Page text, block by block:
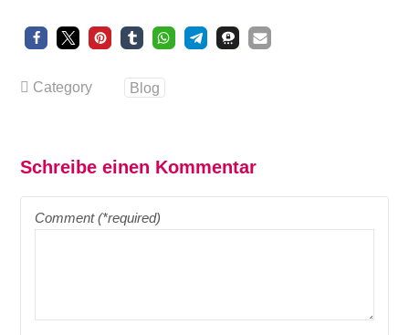
Category Blog
Schreibe einen Kommentar
Comment (*required)